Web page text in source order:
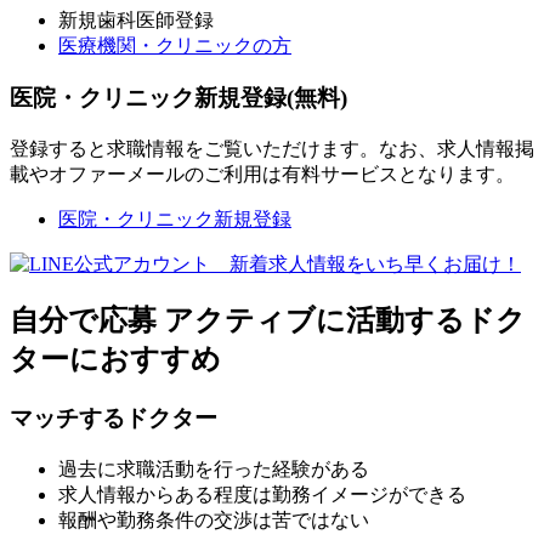
新規歯科医師登録
医療機関・クリニックの方
医院・クリニック新規登録(無料)
登録すると求職情報をご覧いただけます。なお、求人情報掲
載やオファーメールのご利用は有料サービスとなります。
医院・クリニック新規登録
自分で応募 アクティブに活動するドク
ターにおすすめ
マッチするドクター
過去に求職活動を行った経験がある
求人情報からある程度は勤務イメージができる
報酬や勤務条件の交渉は苦ではない